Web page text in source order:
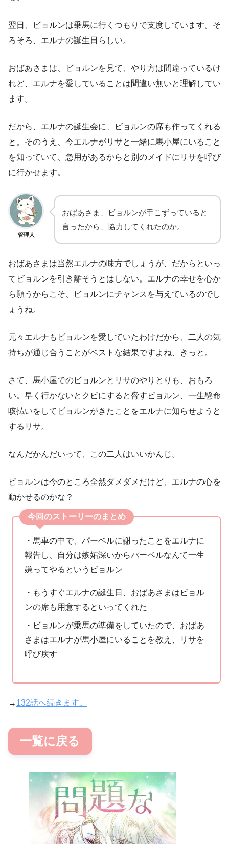
翌日、ビョルンは乗馬に行くつもりで支度しています。そ
ろそろ、エルナの誕生日らしい。
おばあさまは、ビョルンを見て、やり方は間違っているけ
れど、エルナを愛していることは間違い無いと理解してい
ます。
だから、エルナの誕生会に、ビョルンの席も作ってくれる
と。そのうえ、今エルナがリサと一緒に馬小屋にいること
を知っていて、急用があるからと別のメイドにリサを呼び
に行かせます。
管理人
おばあさま、ビョルンが手こずっていると
言ったから、協力してくれたのか。
おばあさまは当然エルナの味方でしょうが、だからといっ
てビョルンを引き離そうとはしない。エルナの幸せを心か
ら願うからこそ、ビョルンにチャンスを与えているのでし
ょうね。
元々エルナもビョルンを愛していたわけだから、二人の気
持ちが通じ合うことがベストな結果ですよね、きっと。
さて、馬小屋でのビョルンとリサのやりとりも、おもろ
い。早く行かないとクビにすると脅すビョルン、一生懸命
咳払いをしてビョルンがきたことをエルナに知らせようと
するリサ。
なんだかんだいって、この二人はいいかんじ。
ビョルンは今のところ全然ダメダメだけど、エルナの心を
動かせるのかな？
今回のストーリーのまとめ
・馬車の中で、パーベルに謝ったことをエルナに
報告し、自分は嫉妬深いからパーベルなんて一生
嫌ってやるというビョルン
・もうすぐエルナの誕生日、おばあさまはビョル
ンの席も用意するといってくれた
・ビョルンが乗馬の準備をしていたので、おばあ
さまはエルナが馬小屋にいることを教え、リサを
呼び戻す
→ 132話へ続きます。
一覧に戻る